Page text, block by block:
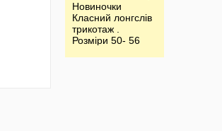
Новиночки
Класний лонгслів
трикотаж .
Розміри 50- 56